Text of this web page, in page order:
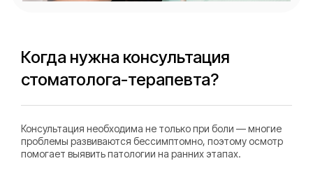
Когда нужна консультация
стоматолога-терапевта?
Консультация необходима не только при боли — многие
проблемы развиваются бессимптомно, поэтому осмотр
помогает выявить патологии на ранних этапах.